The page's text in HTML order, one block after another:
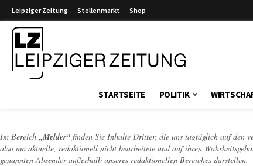
Leipziger Zeitung Stellenmarkt Shop
STARTSEITE POLITIK
Im Bereich „Melder“ finden Sie Inhalte Dritter, die uns tagtäglich auf den
also um aktuelle, redaktionell nicht bearbeitete und auf ihren
genannten Absender außerhalb unseres redaktionellen Bereiches darstellen.